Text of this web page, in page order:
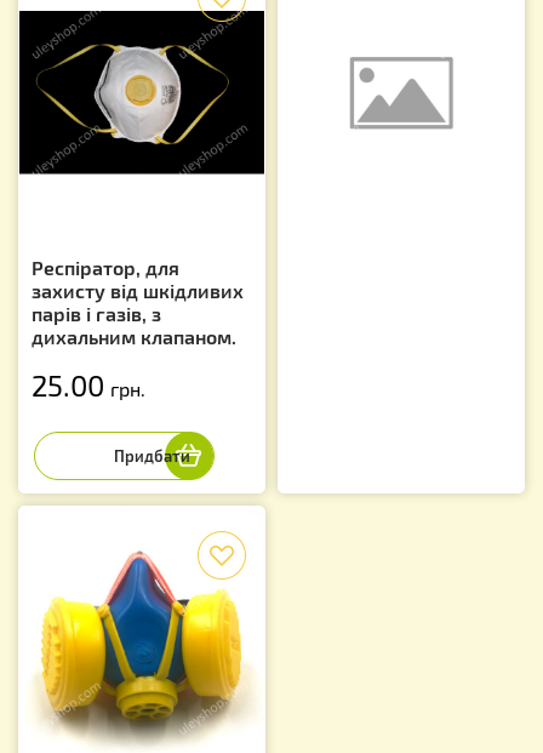
Респіратор, для
захисту від шкідливих
парів і газів, з
дихальним клапаном.
25.00 грн.